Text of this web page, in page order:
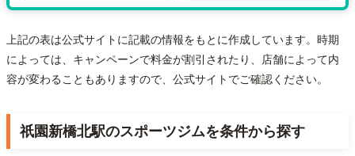
上記の表は公式サイトに記載の情報をもとに作成しています。時期
によっては、キャンペーンで料金が割引されたり、店舗によって内
容が変わることもありますので、公式サイトでご確認ください。
祇園新橋北駅のスポーツジムを条件から探す